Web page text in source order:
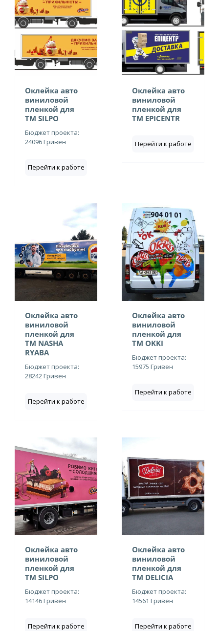
Оклейка авто
виниловой
пленкой для
ТМ SILPO
Бюджет проекта:
24096 Гривен
Перейти к работе
Оклейка авто
виниловой
пленкой для
ТМ EPICENTR
Перейти к работе
Оклейка авто
виниловой
пленкой для
ТМ NASHA
RYABA
Бюджет проекта:
28242 Гривен
Перейти к работе
Оклейка авто
виниловой
пленкой для
ТМ OKKI
Бюджет проекта:
15975 Гривен
Перейти к работе
Оклейка авто
виниловой
пленкой для
ТМ SILPO
Бюджет проекта:
14146 Гривен
Перейти к работе
Оклейка авто
виниловой
пленкой для
ТМ DELICIA
Бюджет проекта:
14561 Гривен
Перейти к работе